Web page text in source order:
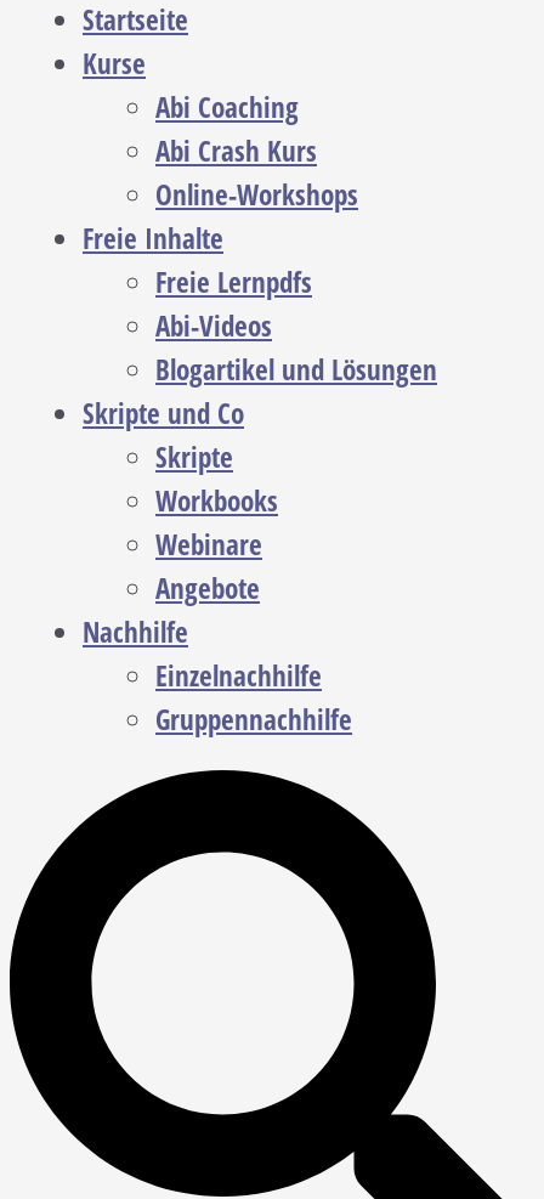
Startseite
Kurse
Abi Coaching
Abi Crash Kurs
Online-Workshops
Freie Inhalte
Freie Lernpdfs
Abi-Videos
Blogartikel und Lösungen
Skripte und Co
Skripte
Workbooks
Webinare
Angebote
Nachhilfe
Einzelnachhilfe
Gruppennachhilfe